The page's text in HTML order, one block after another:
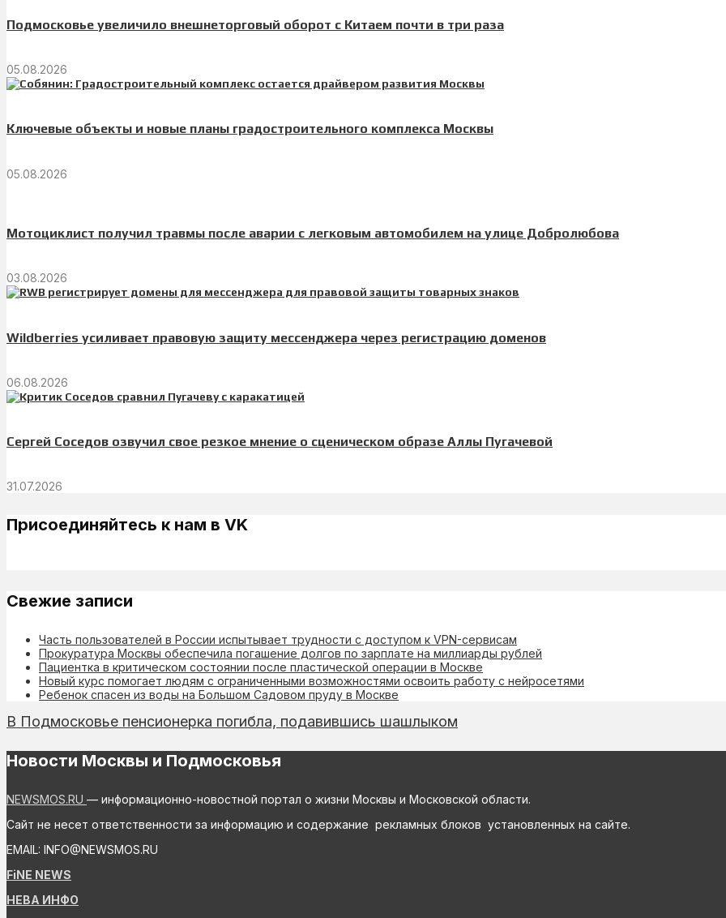
Подмосковье увеличило внешнеторговый оборот с Китаем почти в три раза
05.08.2026
Ключевые объекты и новые планы градостроительного комплекса Москвы
05.08.2026
Мотоциклист получил травмы после аварии с легковым автомобилем на улице Добролюбова
03.08.2026
Wildberries усиливает правовую защиту мессенджера через регистрацию доменов
06.08.2026
Сергей Соседов озвучил свое резкое мнение о сценическом образе Аллы Пугачевой
31.07.2026
Присоединяйтесь к нам в VK
Свежие записи
Часть пользователей в России испытывает трудности с доступом к VPN-сервисам
Прокуратура Москвы обеспечила погашение долгов по зарплате на миллиарды рублей
Пациентка в критическом состоянии после пластической операции в Москве
Новый курс помогает людям с ограниченными возможностями освоить работу с нейросетями
Ребенок спасен из воды на Большом Садовом пруду в Москве
В Подмосковье пенсионерка погибла, подавившись шашлыком
Новости Москвы и Подмосковья
NEWSMOS.RU — информационно-новостной портал о жизни Москвы и Московской области.
Сайт не несет ответственности за информацию и содержание рекламных блоков установленных на сайте.
EMAIL: INFO@NEWSMOS.RU
FiNE NEWS
НЕВА ИНФО